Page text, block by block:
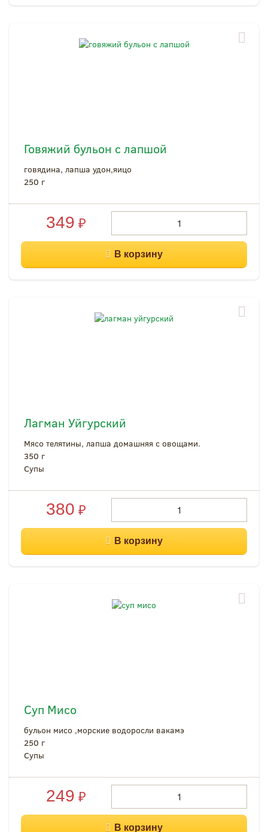
Говяжий бульон с лапшой
говядина, лапша удон,яицо
250 г
349 ₽
Лагман Уйгурский
Мясо телятины, лапша домашняя с овощами.
350 г
Супы
380 ₽
Суп Мисо
бульон мисо ,морские водоросли вакамэ
250 г
Супы
249 ₽